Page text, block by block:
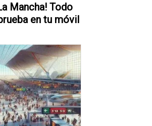
Mancha! Todo
en tu móvil